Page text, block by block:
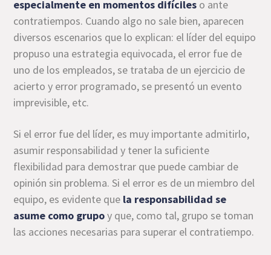
especialmente en momentos difíciles o ante
contratiempos. Cuando algo no sale bien, aparecen
diversos escenarios que lo explican: el líder del equipo
propuso una estrategia equivocada, el error fue de
uno de los empleados, se trataba de un ejercicio de
acierto y error programado, se presentó un evento
imprevisible, etc.
Si el error fue del líder, es muy importante admitirlo,
asumir responsabilidad y tener la suficiente
flexibilidad para demostrar que puede cambiar de
opinión sin problema. Si el error es de un miembro del
equipo, es evidente que la responsabilidad se
asume como grupoy que, como tal, grupo se toman
las acciones necesarias para superar el contratiempo.